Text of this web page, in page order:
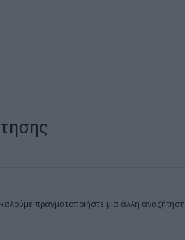
πραγματοποιήστε μια άλλη αναζήτηση